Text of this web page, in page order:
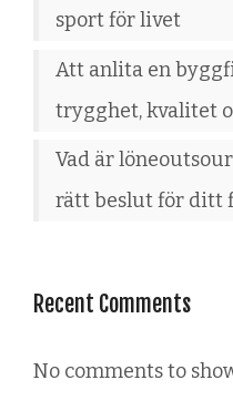
sport för livet
Att anlita en
trygghet, kvalitet
Vad är
rätt beslut för ditt
Recent Comments
No comments to